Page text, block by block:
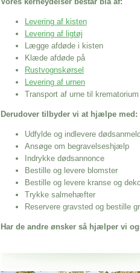
Levering af kisten
Levering af ligtøj
Lægge afdøde i kisten
Klæde afdøde på
Rustvognskørsel
Levering af urnen
Transport af urne til krematorium
Derudover tilbyder vi at hjælpe med:
Udfylde og indlevere
Ansøge om begravelseshjælp
Indrykke dødsannonce
Bestille og levere blomster
Bestille og levere kranse og
Trykke salmehæfter
Reservere gravsted og bestille
Har de andre ønsker så hjælper vi